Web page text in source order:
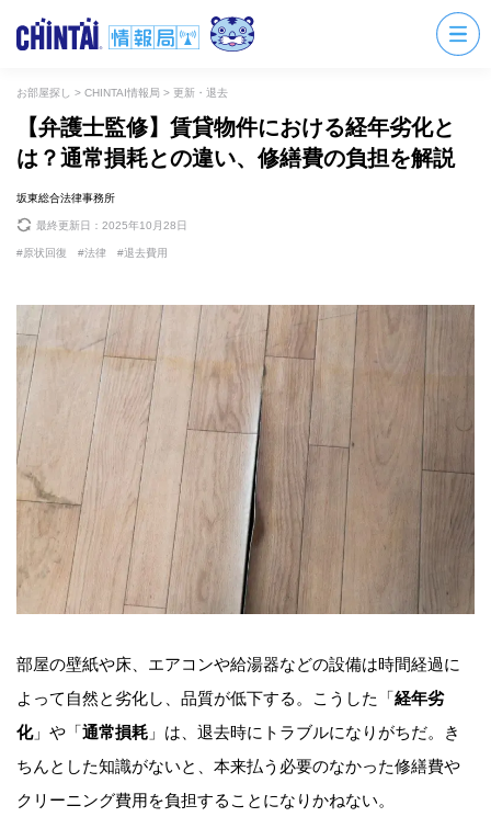
お部屋探し > CHINTAI情報局 > 更新・退去
【弁護士監修】賃貸物件における経年劣化と
は？通常損耗との違い、修繕費の負担を解説
坂東総合法律事務所
最終更新日： 2025年10月28日
原状回復 法律 退去費用
部屋の壁紙や床、エアコンや給湯器などの設備は時間経過に
よって自然と劣化し、品質が低下する。こうした「経年劣
化」や「通常損耗 」は、退去時にトラブルになりがちだ。き
ちんとした知識がないと、本来払う必要のなかった修繕費や
クリーニング費用を負担することになりかねない。